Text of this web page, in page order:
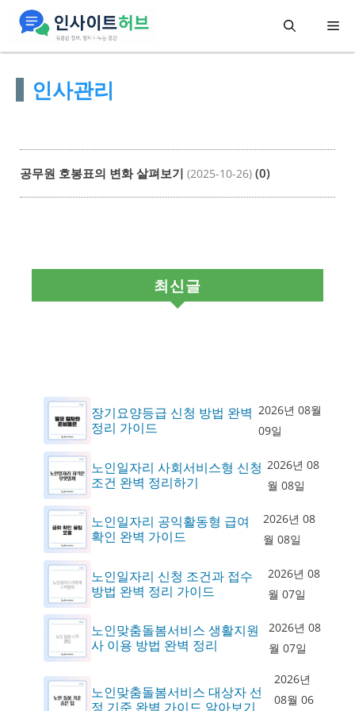
메
인사관리
공무원 호봉표의 변화 살펴보기 (2025-10-26) (0)
최신글
장기요양등급 신청 방법 완벽
정리 가이드
2026년 08월
09일
노인일자리 사회서비스형 신청
조건 완벽 정리하기
2026년 08
월 08일
노인일자리 공익활동형 급여
확인 완벽 가이드
2026년 08
월 08일
노인일자리 신청 조건과 접수
방법 완벽 정리 가이드
2026년 08
월 07일
노인맞춤돌봄서비스 생활지원
사 이용 방법 완벽 정리
2026년 08
월 07일
노인맞춤돌봄서비스 대상자 선
정 기준 완벽 가이드 알아보기
2026년
08월 06